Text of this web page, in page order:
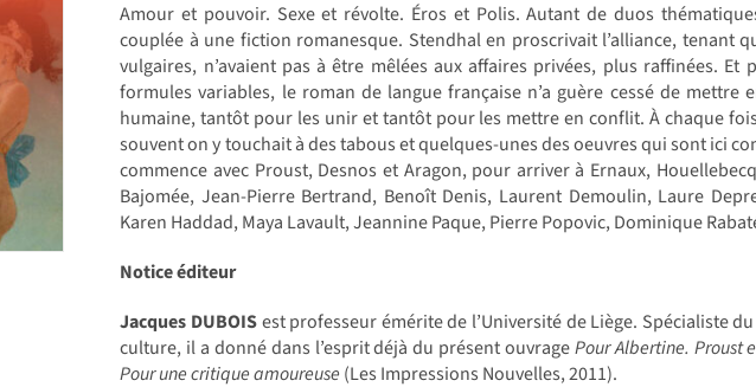
Amour et pouvoir. Sexe et révolte. Éros et Polis. Autant de duos
couplée à une fiction romanesque. Stendhal en proscrivait l’alliance, tenant
vulgaires, n’avaient pas à être mêlées aux affaires privées, plus raffinées.
formules variables, le roman de langue française n’a guère cessé de mettre
humaine, tantôt pour les unir et tantôt pour les mettre en conflit. À chaque
souvent on y touchait à des tabous et quelques-unes des oeuvres qui sont ici
commence avec Proust, Desnos et Aragon, pour arriver à Ernaux,
Bajomée, Jean-Pierre Bertrand, Benoît Denis, Laurent Demoulin, Laure
Karen Haddad, Maya Lavault, Jeannine Paque, Pierre Popovic, Dominique
Notice éditeur
Jacques DUBOISest professeur émérite de l’Université de Liège. Spécialiste
culture, il a donné dans l’esprit déjà du présent ouvragePour Albertine. Proust
Pour une critique amoureuse (Les Impressions Nouvelles, 2011).